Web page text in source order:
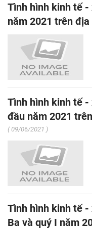
Tình hình kinh tế -
năm 2021 trên
Tình hình kinh tế -
đầu năm 2021
( 09/06/2021 )
Tình hình kinh tế -
Ba và quý I năm